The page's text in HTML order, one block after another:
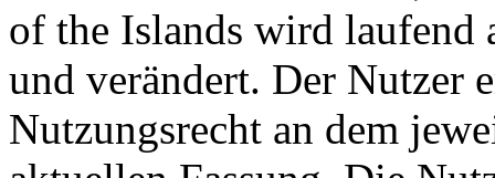
of the Islands wird laufend
und verändert. Der Nutzer
Nutzungsrecht an dem